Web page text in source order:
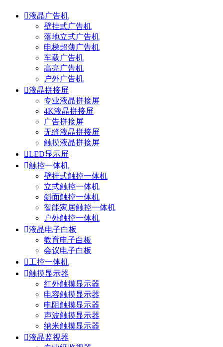
液晶广告机
壁挂式广告机
落地立式广告机
电梯超薄广告机
车载广告机
高亮广告机
户外广告机
液晶拼接屏
专业液晶拼接屏
4K液晶拼接屏
广告拼接屏
无缝液晶拼接屏
触摸液晶拼接屏
LED显示屏
触控一体机
壁挂式触控一体机
立式触控一体机
斜面触控一体机
智能家居触控一体机
户外触控一体机
液晶电子白板
教育电子白板
会议电子白板
工控一体机
触摸显示器
红外触摸显示器
电容触摸显示器
电阻触摸显示器
声波触摸显示器
纳米触摸显示器
液晶监视器